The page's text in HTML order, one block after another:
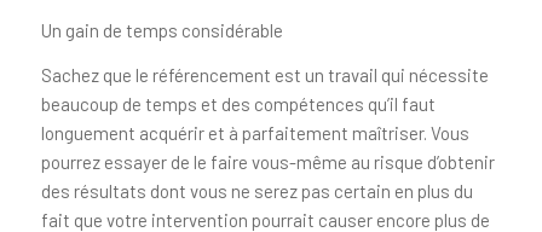
Un gain de temps considérable
Sachez que le référencement est un travail qui nécessite
beaucoup de temps et des compétences qu’il faut
longuement acquérir et à parfaitement maîtriser. Vous
pourrez essayer de le faire vous-même au risque d’obtenir
des résultats dont vous ne serez pas certain en plus du
fait que votre intervention pourrait causer encore plus de